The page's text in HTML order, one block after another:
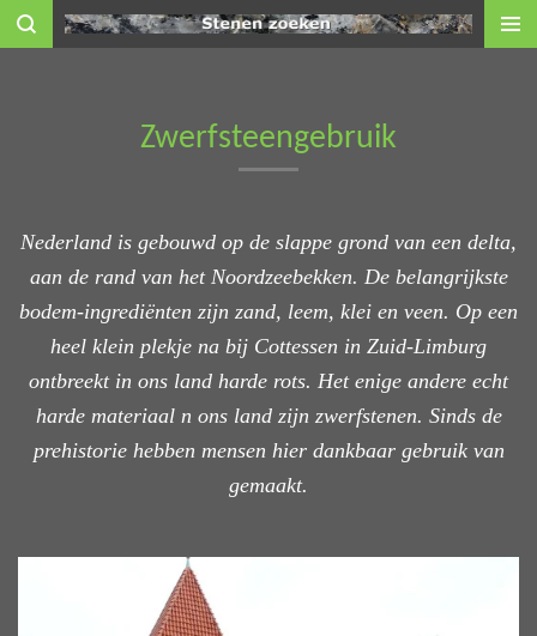
Ga
Zwerfsteengebruik
Nederland is gebouwd op de slappe grond van een delta,
aan de rand van het Noordzeebekken. De belangrijkste
bodem-ingrediënten zijn zand, leem, klei en veen. Op een
heel klein plekje na bij Cottessen in Zuid-Limburg
ontbreekt in ons land harde rots. Het enige andere echt
harde materiaal n ons land zijn zwerfstenen. Sinds de
prehistorie hebben mensen hier dankbaar gebruik van
gemaakt.